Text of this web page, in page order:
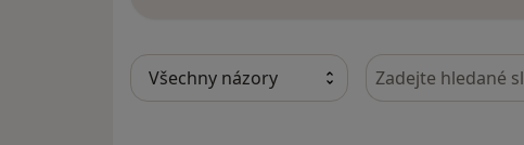
Hledejte v názorech